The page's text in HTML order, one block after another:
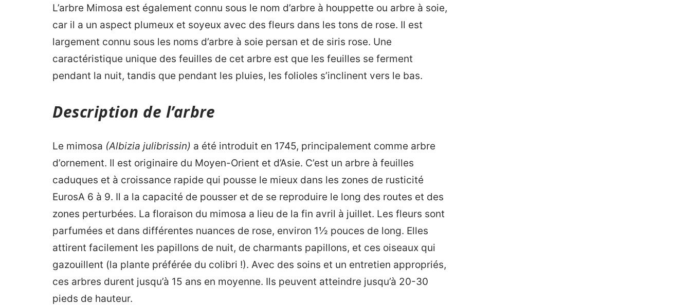
L’arbre Mimosa est également connu sous le nom d’arbre à houppette ou arbre à soie,
car il a un aspect plumeux et soyeux avec des fleurs dans les tons de rose. Il est
largement connu sous les noms d’arbre à soie persan et de siris rose. Une
caractéristique unique des feuilles de cet arbre est que les feuilles se ferment
pendant la nuit, tandis que pendant les pluies, les folioles s’inclinent vers le bas.
Description de l’arbre
Le mimosa (Albizia julibrissin) a été introduit en 1745, principalement comme arbre
d’ornement. Il est originaire du Moyen-Orient et d’Asie. C’est un arbre à feuilles
caduques et à croissance rapide qui pousse le mieux dans les zones de rusticité
EurosA 6 à 9. Il a la capacité de pousser et de se reproduire le long des routes et des
zones perturbées. La floraison du mimosa a lieu de la fin avril à juillet. Les fleurs sont
parfumées et dans différentes nuances de rose, environ 1½ pouces de long. Elles
attirent facilement les papillons de nuit, de charmants papillons, et ces oiseaux qui
gazouillent (la plante préférée du colibri !). Avec des soins et un entretien appropriés,
ces arbres durent jusqu’à 15 ans en moyenne. Ils peuvent atteindre jusqu’à 20-30
pieds de hauteur.